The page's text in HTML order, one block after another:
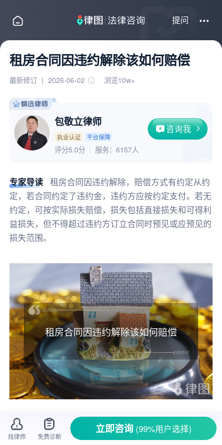
提问
租房合同因违约解除该如何赔偿
最新修订 | 2026-06-02 浏览10w+
包敬立律师
执业认证 平台保障
咨询我
评分5.0分 服务： 6157人
专家导读
租房合同因违约解除，赔偿方式有约定从约
定，若合同约定了违约金，违约方应按约定支付。若无
约定，可按实际损失赔偿，损失包括直接损失和可得利
益损失，但不得超过违约方订立合同时预见或应预见的
损失范围。
租房合同因违约解除该如何赔偿
在租房过程中，谁都希望顺顺利利的，可有
时候总会出现一些意外情况。比如房东突然要
找律师 免费诊断
立即咨询 (99%用户选择)